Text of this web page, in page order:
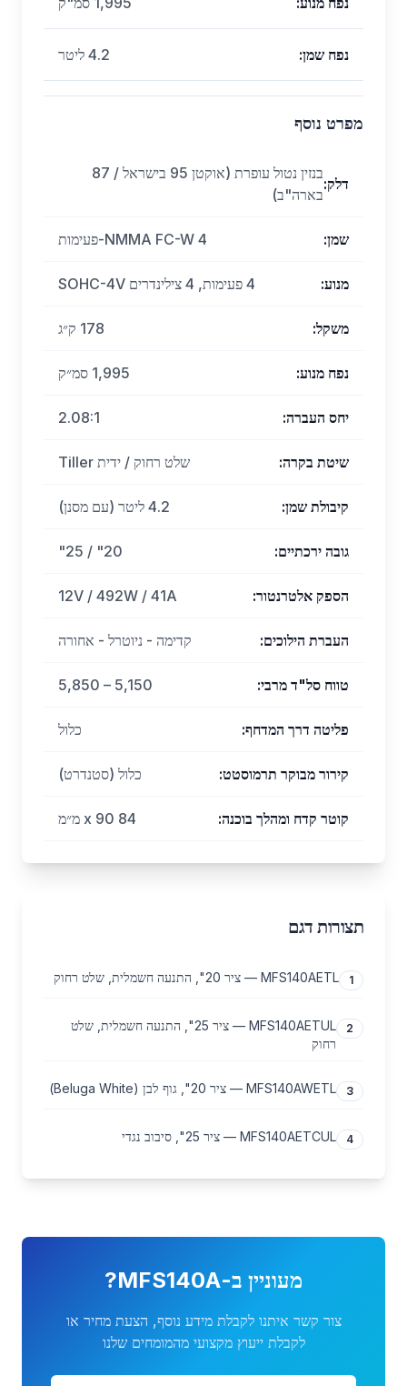
נפח שמן: 4.2 ליטר
מפרט נוסף
דלק:
בנזין נטול עופרת (אוקטן 95 בישראל / 87
בארה"ב)
שמן: NMMA FC-W 4-פעימות
מנוע: 4 פעימות, 4 צילינדרים SOHC-4V
משקל: 178 ק״ג
נפח מנוע: 1,995 סמ״ק
יחס העברה:
2.08:1
שיטת בקרה: שלט רחוק / ידית Tiller
קיבולת שמן: 4.2 ליטר (עם מסנן)
גובה ירכתיים:
20" / 25"
הספק אלטרנטור:
12V / 492W / 41A
העברת הילוכים: קדימה - ניוטרל - אחורה
טווח סל"ד מרבי:
5,150 – 5,850
פליטה דרך המדחף: כלול
קירור מבוקר תרמוסטט: כלול (סטנדרט)
קוטר קדח ומהלך בוכנה: 84 x 90 מ״מ
תצורות דגם
1 MFS140AETL — ציר 20", התנעה חשמלית, שלט רחוק
2
MFS140AETUL — ציר 25", התנעה חשמלית, שלט
רחוק
3 MFS140AWETL — ציר 20", גוף לבן (Beluga White)
4 MFS140AETCUL — ציר 25", סיבוב נגדי
מעוניין ב-MFS140A
?
צור קשר איתנו לקבלת מידע נוסף, הצעת מחיר או
לקבלת ייעוץ מקצועי מהמומחים שלנו